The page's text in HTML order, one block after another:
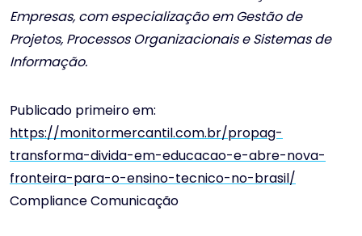
Empresas, com especialização em Gestão de
Projetos, Processos Organizacionais e Sistemas de
Informação.
Publicado primeiro em:
https://monitormercantil.com.br/propag-
transforma-divida-em-educacao-e-abre-nova-
fronteira-para-o-ensino-tecnico-no-brasil/
Compliance Comunicação